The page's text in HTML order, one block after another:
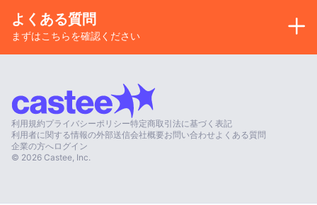
よくある質問
まずはこちらを確認ください
利用規約プライバシーポリシー特定商取引法に基づく表記
利用者に関する情報の外部送信会社概要お問い合わせ よくある質問
企業の方へログイン
© 2026 Castee, Inc.